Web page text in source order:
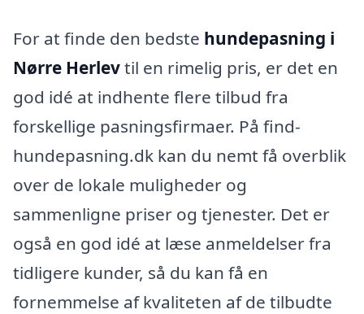
For at finde den bedste hundepasning i
Nørre Herlevtil en rimelig pris, er det en
god idé at indhente flere tilbud fra
forskellige pasningsfirmaer. På find-
hundepasning.dk kan du nemt få overblik
over de lokale muligheder og
sammenligne priser og tjenester. Det er
også en god idé at læse anmeldelser fra
tidligere kunder, så du kan få en
fornemmelse af kvaliteten af de tilbudte